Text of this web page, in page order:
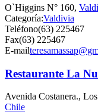
O`Higgins N° 160,
Categoría:Valdivia
Teléfono(63) 225467
Fax(63) 225467
E-mail
Restaurante La
Avenida Costanera.,
Chile